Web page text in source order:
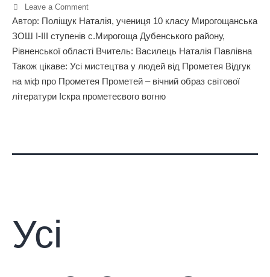
Leave a Comment
Автор: Поліщук Наталія, учениця 10 класу Мирогощанська
ЗОШ І-ІІІ ступенів с.Мирогоща Дубенського району,
Рівненської області Вчитель: Василець Наталія Павлівна
Також цікаве: Усі мистецтва у людей від Прометея Відгук
на міф про Прометея Прометей – вічний образ світової
літератури Іскра прометеєвого вогню
Усі